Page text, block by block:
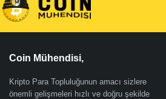
Coin Mühendisi,
Kripto Para Topluluğunun amacı sizlere
önemli gelişmeleri hızlı ve doğru şekilde